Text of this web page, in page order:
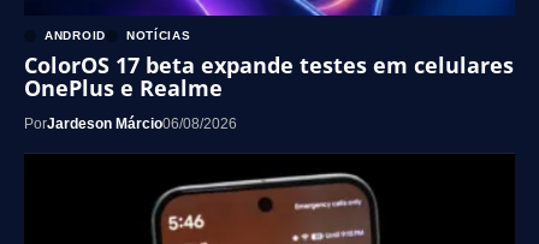
ANDROID NOTÍCIAS
ColorOS 17 beta expande testes em celulares
OnePlus e Realme
PorJardeson Márcio06/08/2026